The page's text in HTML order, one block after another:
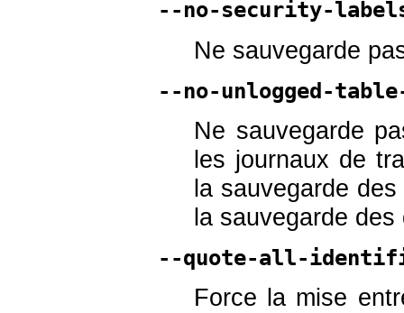
--no-security-
Ne sauvegarde
--no-unlogged-
Ne sauvegarde
les journaux de
la sauvegarde
la sauvegarde
--quote-all-
Force la mise